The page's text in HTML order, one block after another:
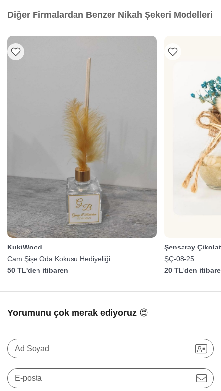
Diğer Firmalardan Benzer Nikah Şekeri Modelleri
KukiWood
Cam Şişe Oda Kokusu Hediyeliği
50 TL'den itibaren
Şensaray
ŞÇ-08-25
20 TL'den
Yorumunu çok merak ediyoruz 😍
Ad Soyad
E-posta